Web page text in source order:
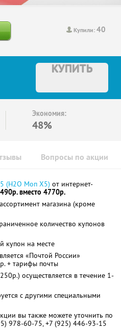
Купили:40
КУПИТЬ
Экономия:
48%
Вопросы по акции
(Н2О Моп Х5) от интернет-
вместо 4770р.
магазина (кроме
количество купонов
купон на месте
«Почтой России»
+ тарифы почты
осуществляется в течение 1-
с другими специальными
вы также можете уточнить по
978-60-75, +7 (925) 446-93-15